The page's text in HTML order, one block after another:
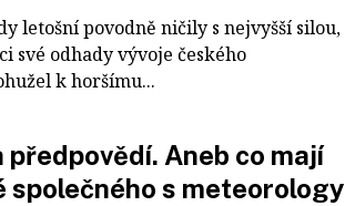
letošní povodně ničily s nejvyšší silou,
své odhady vývoje českého
k horšímu...
předpovědí. Aneb co mají
společného s meteorology